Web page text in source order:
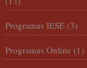
Programas IESE (3)
Programas Online (1)